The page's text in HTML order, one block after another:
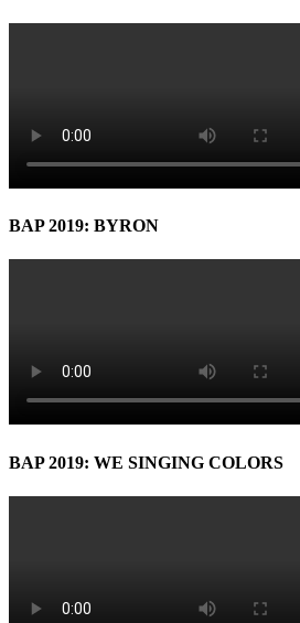
BAP 2019: BYRON
BAP 2019: WE SINGING COLORS